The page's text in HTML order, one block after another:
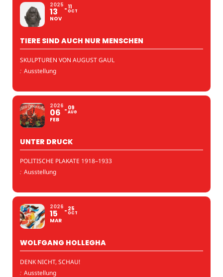
2025
13
NOV
11
OCT
TIERE SIND AUCH NUR MENSCHEN
SKULPTUREN VON AUGUST GAUL
: Ausstellung
2026
06
FEB
09
AUG
UNTER DRUCK
POLITISCHE PLAKATE 1918–1933
: Ausstellung
2026
15
MAR
25
OCT
WOLFGANG HOLLEGHA
DENK NICHT, SCHAU!
: Ausstellung